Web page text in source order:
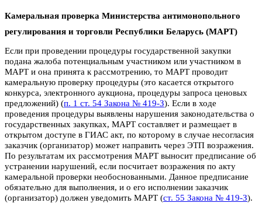
Камеральная проверка Министерства антимонопольного
регулирования и торговли Республики Беларусь (МАРТ)
Если при проведении процедуры государственной закупки
подана жалоба потенциальным участником или участником в
МАРТ и она принята к рассмотрению, то МАРТ проводит
камеральную проверку процедуры (это касается открытого
конкурса, электронного аукциона, процедуры запроса ценовых
предложений) (п. 1 ст. 54 Закона № 419-З). Если в ходе
проведения процедуры выявлены нарушения законо­дательства о
государственных закупках, МАРТ составляет и размещает в
открытом доступе в ГИАС акт, по которому в случае несогласия
заказчик (организатор) может направить через ЭТП возражения.
По результатам их рассмотрения МАРТ выносит предписание об
устранении нарушений, если посчитает возражения по акту
камеральной проверки необоснованными. Данное предписание
обязательно для выполнения, и о его исполнении заказчик
(организатор) должен уведомить МАРТ (ст. 55 Закона № 419-З).